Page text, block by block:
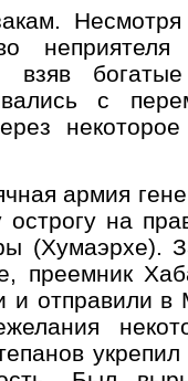
взяв
с
армия
острогу на
(Хумаэрхе).
преемник
и отправили в
укрепил